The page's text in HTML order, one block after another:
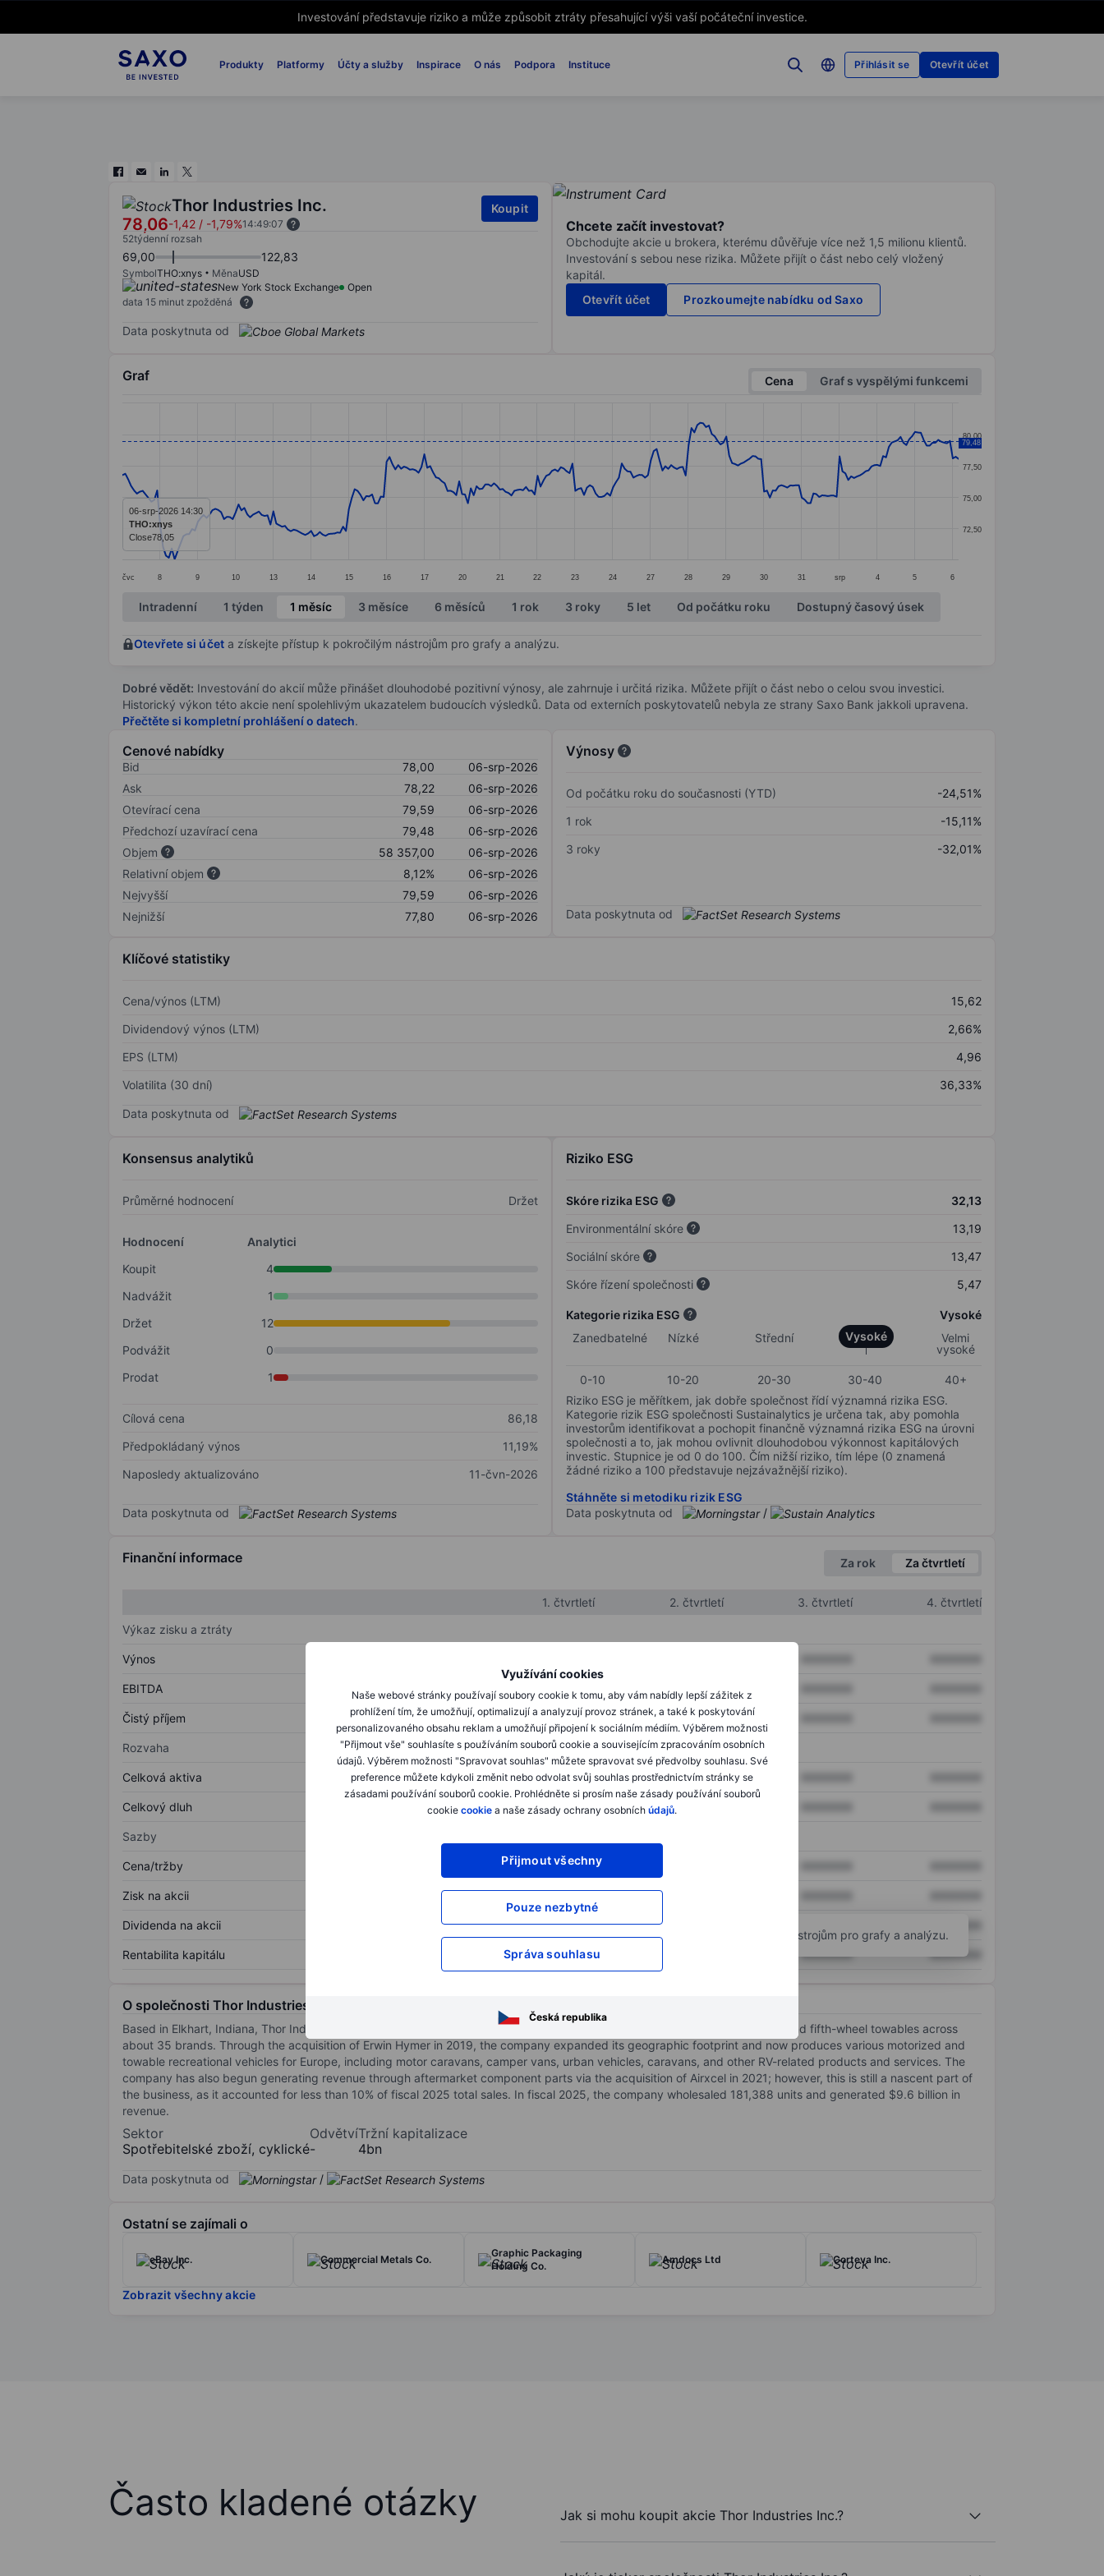
Investování představuje riziko a může způsobit ztráty přesahující výši vaší počáteční investice.
Produkty Platformy Účty a služby Inspirace O nás Podpora Instituce Přihlásit se Otevřít účet
Využívání cookies
Naše webové stránky používají soubory cookie k tomu, aby vám nabídly lepší zážitek z
prohlížení tím, že umožňují, optimalizují a analyzují provoz stránek, a také k poskytování
personalizovaného obsahu reklam a umožňují připojení k sociálním médiím. Výběrem možnosti
"Přijmout vše" souhlasíte s používáním souborů cookie a souvisejícím zpracováním osobních
údajů. Výběrem možnosti "Spravovat souhlas" můžete spravovat své předvolby souhlasu. Své
preference můžete kdykoli změnit nebo odvolat svůj souhlas prostřednictvím stránky se
zásadami používání souborů cookie. Prohlédněte si prosím naše zásady používání souborů
cookie cookie a naše zásady ochrany osobních údajů.
Přijmout všechny
Pouze nezbytné
Správa souhlasu
Česká republika
Thor Industries Inc.
78,06-1,42 / -1,79%14:49:07
Koupit
52týdenní rozsah
69,00 122,83
SymbolTHO:xnys MěnaUSD
New York Stock Exchange
Open
data 15 minut zpožděná
Data poskytnuta od
Chcete začít investovat?
Obchodujte akcie u brokera, kterému důvěřuje více než 1,5 milionu klientů.
Investování s sebou nese rizika. Můžete přijít o část nebo celý vložený
kapitál.
Otevřít účet
Prozkoumejte nabídku od Saxo
Graf Cena
Graf s vyspělými funkcemi
Line chart with 289 data points.
The chart has 1 X axis displaying categories.
The chart has 1 Y axis displaying values. Data ranges from 70.01 to 80.94.
čvc 8 9 10 13 14 15 16 17 20 21 22 23 24 27 28 29 30 31 srp 4 5 6
72,50
75,00
77,50
80,00
79,48
06-srp-2026 14:30
THO:xnys
Close78,05
End of interactive chart.
Intradenní 1 týden 1 měsíc 3 měsíce 6 měsíců 1 rok 3 roky 5 let Od počátku roku Dostupný časový úsek
Otevřete si účet a získejte přístup k pokročilým nástrojům pro grafy a analýzu.
Dobré vědět: Investování do akcií může přinášet dlouhodobé pozitivní výnosy, ale zahrnuje i určitá rizika. Můžete přijít o část nebo o celou svou investici.
Historický výkon této akcie není spolehlivým ukazatelem budoucích výsledků. Data od externích poskytovatelů nebyla ze strany Saxo Bank jakkoli upravena.
Přečtěte si kompletní prohlášení o datech.
Cenové nabídky
Bid 78,00
06-srp-2026
Ask
78,22
06-srp-2026
Otevírací cena
79,59
06-srp-2026
Předchozí uzavírací cena
79,48
06-srp-2026
Objem
58 357,00
06-srp-2026
Relativní objem
8,12%
06-srp-2026
Nejvyšší
79,59
06-srp-2026
Nejnižší
77,80 06-srp-2026
Výnosy
Od počátku roku do současnosti (YTD)
-24,51%
1 rok
-15,11%
3 roky
-32,01%
Data poskytnuta od
Klíčové statistiky
Cena/výnos (LTM)
15,62
Dividendový výnos (LTM)
2,66%
EPS (LTM)
4,96
Volatilita (30 dní)
36,33%
Data poskytnuta od
Konsensus analytiků
Průměrné hodnocení Držet
Hodnocení
Analytici
Koupit
4
Nadvážit
1
Držet
12
Podvážit
0
Prodat
1
Cílová cena
86,18
Předpokládaný výnos
11,19%
Naposledy aktualizováno
11-čvn-2026
Data poskytnuta od
Riziko ESG
Skóre rizika ESG
32,13
Environmentální skóre
13,19
Sociální skóre
13,47
Skóre řízení společnosti
5,47
Kategorie rizika ESG
Vysoké
Zanedbatelné
Nízké Střední Vysoké
Velmi
vysoké
0-10 10-20 20-30 30-40
40+
Riziko ESG je měřítkem, jak dobře společnost řídí významná rizika ESG.
Kategorie rizik ESG společnosti Sustainalytics je určena tak, aby pomohla
investorům identifikovat a pochopit finančně významná rizika ESG na úrovni
společnosti a to, jak mohou ovlivnit dlouhodobou výkonnost kapitálových
investic. Stupnice je od 0 do 100. Čím nižší riziko, tím lépe (0 znamená
žádné riziko a 100 představuje nejzávažnější riziko).
Stáhněte si metodiku rizik ESG
Data poskytnuta od
/
Finanční informace Za rok Za čtvrtletí
1. čtvrtletí 2. čtvrtletí 3. čtvrtletí
4. čtvrtletí
Výkaz zisku a ztráty
Výnos
EBITDA XXXXXXX XXXXXXX
Čistý příjem XXXXXXX XXXXXXX
Rozvaha
Celková aktiva XXXXXXX XXXXXXX
Celkový dluh XXXXXXX XXXXXXX
Sazby
Cena/tržby XXXXXXX
Zisk na akcii XXXXXXX
Dividenda na akcii XXXXXXX
Rentabilita kapitálu XXXXXXX XXXXXXX XXXXXXX
Otevřete si účeta získejte přístup k pokročilým nástrojům pro grafy a analýzu.
O společnosti Thor Industries Inc.
Based in Elkhart, Indiana, Thor Industries manufactures Class A, Class B, and Class C motor homes along with travel trailers and fifth-wheel towables across
about 35 brands. Through the acquisition of Erwin Hymer in 2019, the company expanded its geographic footprint and now produces various motorized and
towable recreational vehicles for Europe, including motor caravans, camper vans, urban vehicles, caravans, and other RV-related products and services. The
company has also begun generating revenue through aftermarket component parts via the acquisition of Airxcel in 2021; however, this is still a nascent part of
the business, as it accounted for less than 10% of fiscal 2025 total sales. In fiscal 2025, the company wholesaled 181,388 units and generated $9.6 billion in
revenue.
Sektor
Spotřebitelské zboží, cyklické
Odvětví
-
Tržní kapitalizace
4bn
Data poskytnuta od /
Ostatní se zajímali o
eBay Inc. Commercial Metals Co.
Graphic Packaging
Holding Co.
Amdocs Ltd Corteva Inc.
Zobrazit všechny akcie
Často kladené otázky Jak si mohu koupit akcie Thor Industries Inc.?